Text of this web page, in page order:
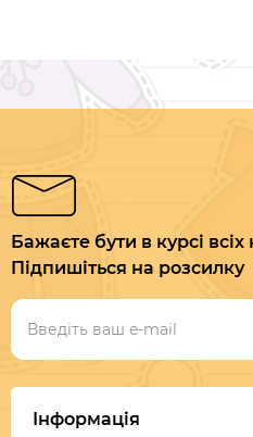
Бажаєте бути в курсі
Підпишіться на розсилку
Інформація